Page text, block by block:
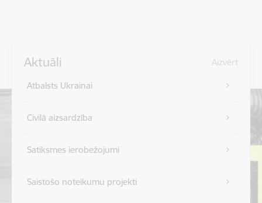
Aktuāli Aizvērt
Atbalsts Ukrainai
Civilā aizsardzība
Satiksmes ierobežojumi
Saistošo noteikumu projekti